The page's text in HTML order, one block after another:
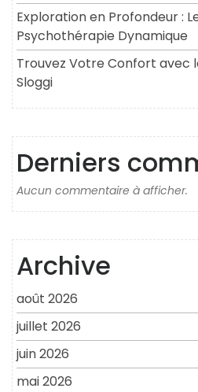
Exploration en Profondeur :
Psychothérapie Dynamique
Trouvez Votre Confort avec
Sloggi
Derniers
Aucun commentaire à afficher.
Archive
août 2026
juillet 2026
juin 2026
mai 2026